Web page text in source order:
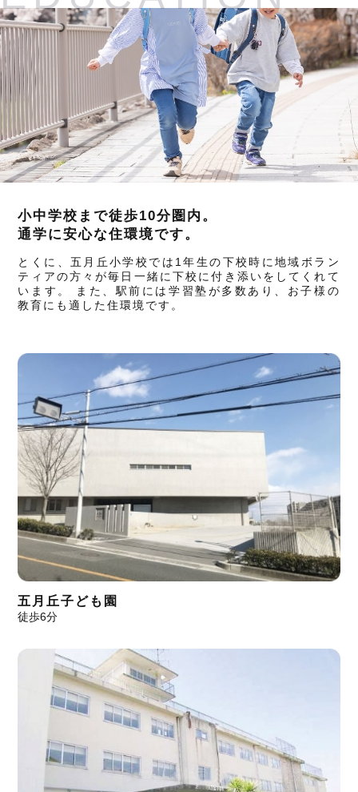
小中学校まで徒歩10分圏内。
通学に安心な住環境です。
とくに、五月丘小学校では1年生の下校時に地域ボラン
ティアの方々が毎日一緒に下校に付き添いをしてくれて
います。 また、駅前には学習塾が多数あり、お子様の
教育にも適した住環境です。
五月丘子ども園
徒歩6分